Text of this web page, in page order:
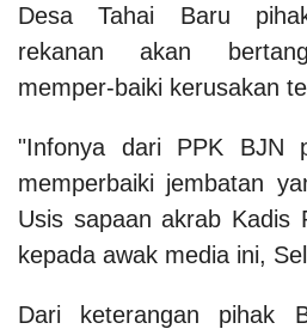
Desa Tahai Baru
rekanan akan
memper-baiki kerusakan
"Infonya dari PPK BJN
memperbaiki jembatan
Usis sapaan akrab Kadis
kepada awak media ini,
Dari keterangan pihak